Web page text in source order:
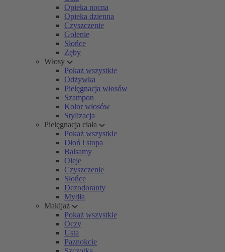
Opieka nocna
Opieka dzienna
Czyszczenie
Golenie
Słońce
Zęby
Włosy
Pokaż wszystkie
Odżywka
Pielęgnacja włosów
Szampon
Kolor włosów
Stylizacja
Pielęgnacja ciała
Pokaż wszystkie
Dłoń i stopa
Balsamy
Oleje
Czyszczenie
Słońce
Dezodoranty
Mydła
Makijaż
Pokaż wszystkie
Oczy
Usta
Paznokcie